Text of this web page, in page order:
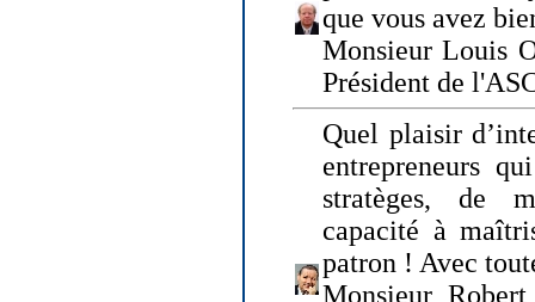
que vous avez
Monsieur Louis
Président de
Quel plaisir
entrepreneurs
stratèges, de
capacité à
patron ! Avec
Monsieur